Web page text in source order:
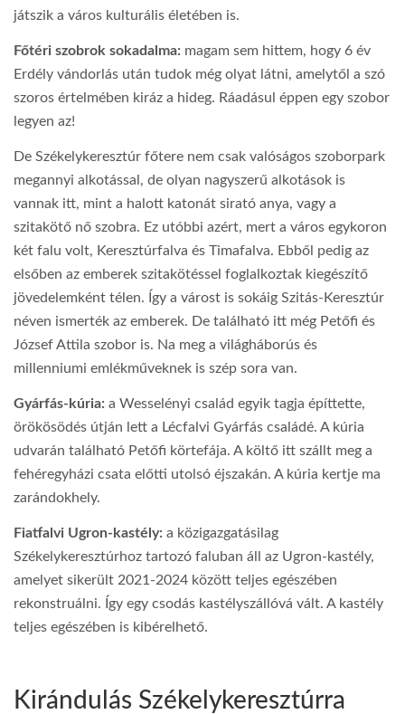
játszik a város kulturális életében is.
Főtéri szobrok sokadalma: magam sem hittem, hogy 6 év
Erdély vándorlás után tudok még olyat látni, amelytől a szó
szoros értelmében kiráz a hideg. Ráadásul éppen egy szobor
legyen az!
De Székelykeresztúr főtere nem csak valóságos szoborpark
megannyi alkotással, de olyan nagyszerű alkotások is
vannak itt, mint a halott katonát sirató anya, vagy a
szitakötő nő szobra. Ez utóbbi azért, mert a város egykoron
két falu volt, Keresztúrfalva és Timafalva. Ebből pedig az
elsőben az emberek szitakötéssel foglalkoztak kiegészítő
jövedelemként télen. Így a várost is sokáig Szitás-Keresztúr
néven ismerték az emberek. De található itt még Petőfi és
József Attila szobor is. Na meg a világháborús és
millenniumi emlékműveknek is szép sora van.
Gyárfás-kúria: a Wesselényi család egyik tagja építtette,
örökösödés útján lett a Lécfalvi Gyárfás családé. A kúria
udvarán található Petőfi körtefája. A költő itt szállt meg a
fehéregyházi csata előtti utolsó éjszakán. A kúria kertje ma
zarándokhely.
Fiatfalvi Ugron-kastély: a közigazgatásilag
Székelykeresztúrhoz tartozó faluban áll az Ugron-kastély,
amelyet sikerült 2021-2024 között teljes egészében
rekonstruálni. Így egy csodás kastélyszállóvá vált. A kastély
teljes egészében is kibérelhető.
Kirándulás Székelykeresztúrra